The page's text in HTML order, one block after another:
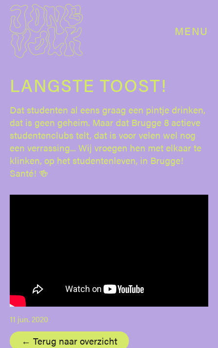
MENU
LANGSTE TOOST!
Dat studenten al eens graag een pintje drinken,
dat is geen geheim. Maar dat Brugge 8 actieve
studentenclubs telt, dat is voor velen wel nog
een verrassing... Wij vroegen hen met elkaar te
klinken, op het studentenleven, in Brugge!
Santé! 🍻
11 jun. 2020
← Terug naar overzicht